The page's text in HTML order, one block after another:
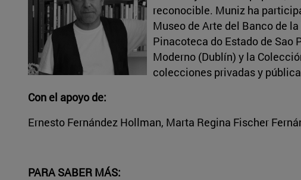
reconocible. Muniz ha
Museo de Arte del Banco de
Pinacoteca do Estado de Sao
Moderno (Dublín) y la
colecciones privadas y
Con el apoyo de:
Ernesto Fernández Hollman, Marta Regina Fischer
PARA SABER MÁS: